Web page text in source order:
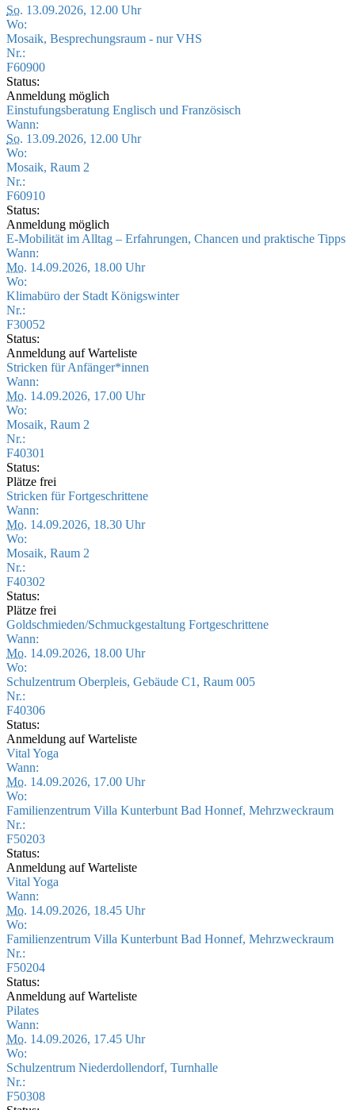
So. 13.09.2026, 12.00 Uhr
Wo:
Mosaik, Besprechungsraum - nur VHS
Nr.:
F60900
Status:
Anmeldung möglich
Einstufungsberatung Englisch und Französisch
Wann:
So. 13.09.2026, 12.00 Uhr
Wo:
Mosaik, Raum 2
Nr.:
F60910
Status:
Anmeldung möglich
E-Mobilität im Alltag – Erfahrungen, Chancen und praktische Tipps
Wann:
Mo. 14.09.2026, 18.00 Uhr
Wo:
Klimabüro der Stadt Königswinter
Nr.:
F30052
Status:
Anmeldung auf Warteliste
Stricken für Anfänger*innen
Wann:
Mo. 14.09.2026, 17.00 Uhr
Wo:
Mosaik, Raum 2
Nr.:
F40301
Status:
Plätze frei
Stricken für Fortgeschrittene
Wann:
Mo. 14.09.2026, 18.30 Uhr
Wo:
Mosaik, Raum 2
Nr.:
F40302
Status:
Plätze frei
Goldschmieden/Schmuckgestaltung Fortgeschrittene
Wann:
Mo. 14.09.2026, 18.00 Uhr
Wo:
Schulzentrum Oberpleis, Gebäude C1, Raum 005
Nr.:
F40306
Status:
Anmeldung auf Warteliste
Vital Yoga
Wann:
Mo. 14.09.2026, 17.00 Uhr
Wo:
Familienzentrum Villa Kunterbunt Bad Honnef, Mehrzweckraum
Nr.:
F50203
Status:
Anmeldung auf Warteliste
Vital Yoga
Wann:
Mo. 14.09.2026, 18.45 Uhr
Wo:
Familienzentrum Villa Kunterbunt Bad Honnef, Mehrzweckraum
Nr.:
F50204
Status:
Anmeldung auf Warteliste
Pilates
Wann:
Mo. 14.09.2026, 17.45 Uhr
Wo:
Schulzentrum Niederdollendorf, Turnhalle
Nr.:
F50308